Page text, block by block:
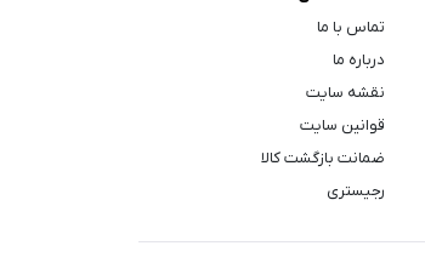
تماس با ما
درباره ما
نقشه سایت
قوانین سایت
ضمانت بازگشت کالا
رجیستری